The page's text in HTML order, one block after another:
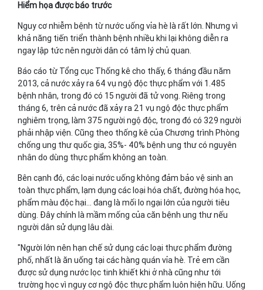
Hiểm họa được báo trước
Nguy cơ nhiễm bệnh từ nước uống vỉa hè là rất lớn. Nhưng vì
khả năng tiến triển thành bệnh nhiều khi lại không diễn ra
ngay lập tức nên người dân có tâm lý chủ quan.
Báo cáo từ Tổng cục Thống kê cho thấy, 6 tháng đầu năm
2013, cả nước xảy ra 64 vụ ngộ độc thực phẩm với 1.485
bệnh nhân, trong đó có 15 người đã tử vong. Riêng trong
tháng 6, trên cả nước đã xảy ra 21 vụ ngộ độc thực phẩm
nghiêm trọng, làm 375 người ngộ độc, trong đó có 329 người
phải nhập viện. Cũng theo thống kê của Chương trình Phòng
chống ung thư quốc gia, 35%- 40% bệnh ung thư có nguyên
nhân do dùng thực phẩm không an toàn.
Bên cạnh đó, các loại nước uống không đảm bảo vệ sinh an
toàn thực phẩm, lạm dụng các loại hóa chất, đường hóa học,
phẩm màu độc hại… đang là mối lo ngại lớn của người tiêu
dùng. Đây chính là mầm mống của căn bệnh ung thư nếu
người dân sử dụng lâu dài.
"Người lớn nên hạn chế sử dụng các loại thực phẩm đường
phố, nhất là ăn uống tại các hàng quán vỉa hè. Trẻ em cần
được sử dụng nước lọc tinh khiết khi ở nhà cũng như tới
trường học vì nguy cơ ngộ độc thực phẩm luôn hiện hữu. Uống